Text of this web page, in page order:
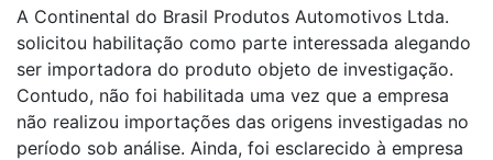
A Continental do Brasil Produtos Automotivos Ltda.
solicitou habilitação como parte interessada alegando
ser importadora do produto objeto de investigação.
Contudo, não foi habilitada uma vez que a empresa
não realizou importações das origens investigadas no
período sob análise. Ainda, foi esclarecido à empresa